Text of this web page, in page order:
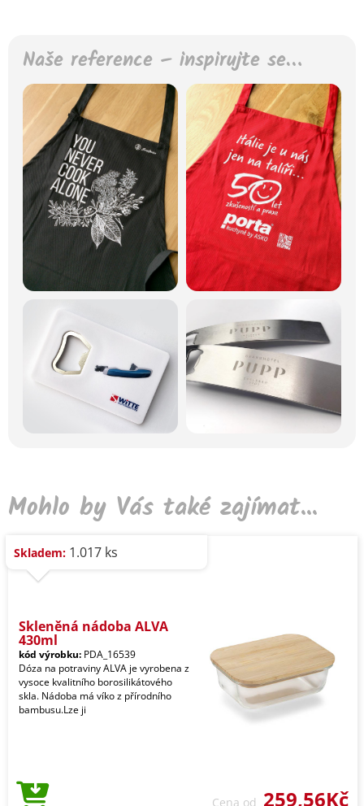
Naše reference – inspirujte se…
Mohlo by Vás také zajímat...
Skladem: 1.017 ks
Skleněná nádoba ALVA
430ml
kód výrobku: PDA_16539
Dóza na potraviny ALVA je vyrobena z
vysoce kvalitního borosilikátového
skla. Nádoba má víko z přírodního
bambusu.Lze ji
Cena od 259,56Kč